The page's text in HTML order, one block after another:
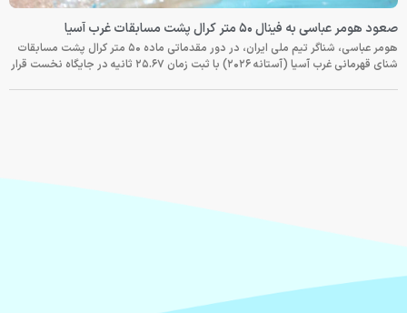
صعود هومر عباسی به فینال ۵۰ متر کرال پشت مسابقات غرب آسیا
هومر عباسی، شناگر تیم ملی ایران، در دور مقدماتی ماده ۵۰ متر کرال پشت مسابقات
شنای قهرمانی غرب آسیا (آستانه ۲۰۲۶) با ثبت زمان ۲۵.۶۷ ثانیه در جایگاه نخست قرار